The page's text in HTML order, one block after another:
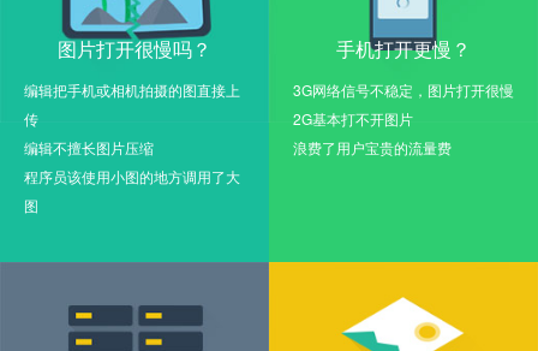
图片打开很慢吗？
编辑把手机或相机拍摄的图直接上
传
编辑不擅长图片压缩
程序员该使用小图的地方调用了大
图
手机打开更慢？
3G网络信号不稳定，图片打开很慢
2G基本打不开图片
浪费了用户宝贵的流量费